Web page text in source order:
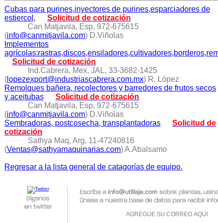
Cubas para purines,inyectores de purines,esparciadores de
estiercol,
Solicitud de cotización
Can Matjavila, Esp, 972-675615
(info@canmitjavila.com) D.Viñolas
Implementos
Solicitud de cotización
Ind.Cabrera, Mex, JAL, 33-3682-1425
(lopezexport@industriascabrera.com.mx) R. López
Remolques bañera, recolectores y barredores de frutos secos
y aceitubas
Solicitud de cotización
Can Matjavila, Esp, 972-675615
(info@canmitjavila.com) D.Viñolas
Sembradoras, postcosecha, transplantadoras
Solicitud de
cotización
Sathya Maq, Arg, 11-47240816
(Ventas@sathyamaquinarias.com) A.Abalsamo
Regresar a la lista general de catagorías de equipo.